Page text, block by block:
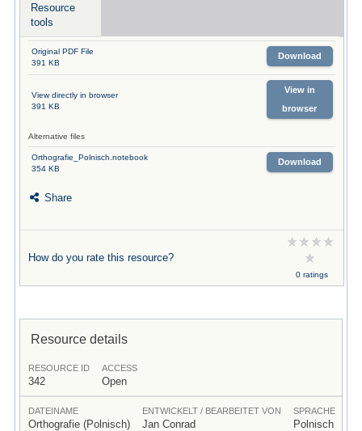
Resource
tools
Original PDF File
391 KB
Download
View directly in browser
391 KB
View in
browser
Alternative files
Orthografie_Polnisch.notebook
354 KB
Download
Share
How do you rate this resource?
0 ratings
Resource details
RESOURCE ID
342
ACCESS
Open
DATEINAME
Orthografie (Polnisch)
ENTWICKELT / BEARBEITET VON
Jan Conrad
SPRACHE
Polnisch